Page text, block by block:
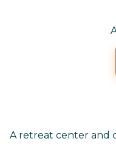
A retreat center and